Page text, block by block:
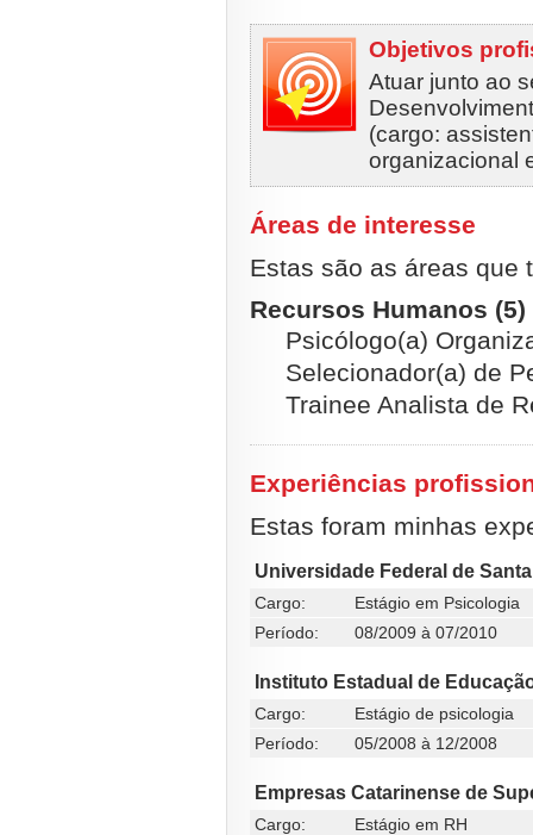
Objetivos
Atuar junto ao
(cargo:
organizacional
Áreas de interesse
Estas são as áreas que
Recursos Humanos (5)
Psicólogo(a)
Selecionador(a) de
Trainee Analista de
Experiências
Estas foram minhas
Universidade Federal de
Cargo:
Estágio em Psicologia
Período:
08/2009 à 07/2010
Instituto Estadual de
Cargo:
Estágio de psicologia
Período:
05/2008 à 12/2008
Empresas Catarinense de
Cargo:
Estágio em RH